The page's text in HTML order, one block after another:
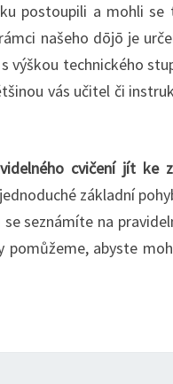
postoupili a mohli se
našeho dōjō je
technického
vás učitel či
cvičení jít ke
základní
seznámíte na
abyste